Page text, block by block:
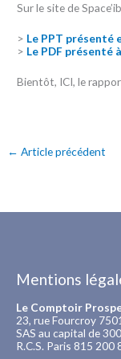
Sur le site de
> Le PPT
> Le PDF présenté
Bientôt, ICI, le
← Article précédent
Mentions
Le Comptoir
23, rue Fourcroy
SAS au capital de
R.C.S. Paris 815 200